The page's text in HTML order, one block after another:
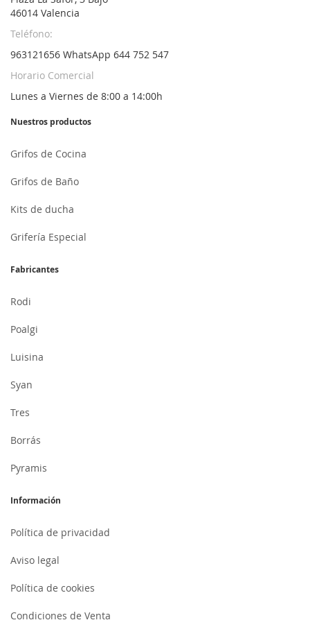
46014 Valencia
Teléfono:
963121656 WhatsApp 644 752 547
Horario Comercial
Lunes a Viernes de 8:00 a 14:00h
Nuestros productos
Grifos de Cocina
Grifos de Baño
Kits de ducha
Grifería Especial
Fabricantes
Rodi
Poalgi
Luisina
Syan
Tres
Borrás
Pyramis
Información
Política de privacidad
Aviso legal
Política de cookies
Condiciones de Venta